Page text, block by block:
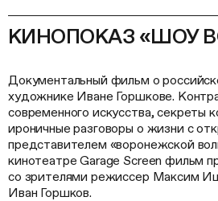
КИНОПОКАЗ «ШОУ
Документальный фильм о
художнике Иване Горшкове.
современного искусства, секреты
ироничные разговоры о жизни с
представителем «воронежской
кинотеатре Garage Screen фильм
со зрителями режиссер Максим
Иван Горшков.